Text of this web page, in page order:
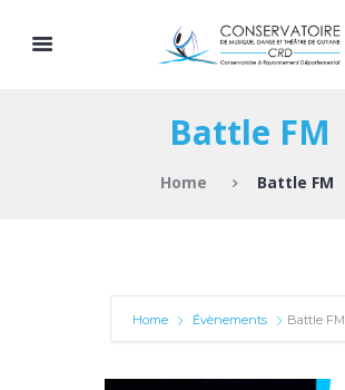
Battle FM
Home Battle FM
Home Évènements Battle FM